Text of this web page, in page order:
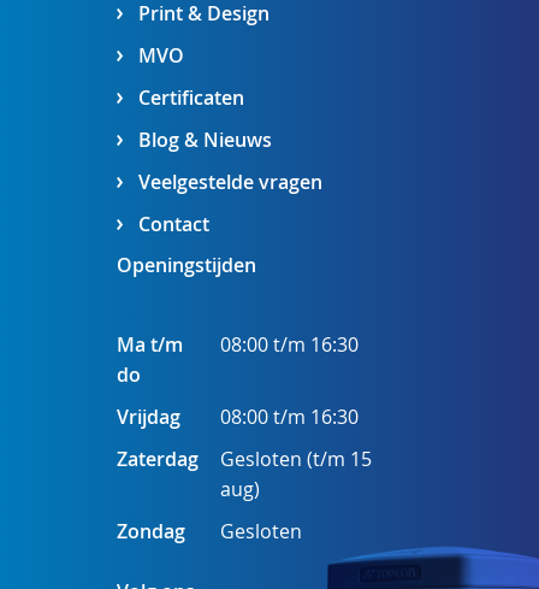
Print & Design
MVO
Certificaten
Blog & Nieuws
Veelgestelde vragen
Contact
Openingstijden
Ma t/m
do
08:00 t/m 16:30
Vrijdag
08:00 t/m 16:30
Zaterdag
Gesloten (t/m 15
aug)
Zondag
Gesloten